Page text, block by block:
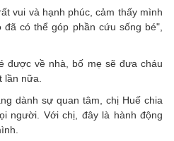
vui và hạnh phúc, cảm thấy mình
có thể góp phần cứu sống bé",
được về nhà, bố mẹ sẽ đưa cháu
nữa.
dành sự quan tâm, chị Huế chia
người. Với chị, đây là hành động